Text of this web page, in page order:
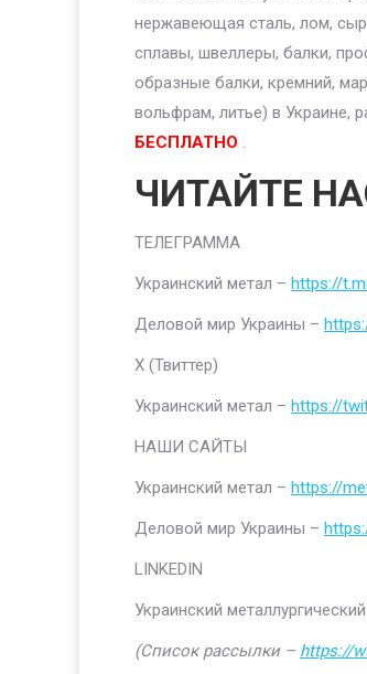
нержавеющая сталь, лом,
сплавы, швеллеры, балки,
образные балки, кремний,
вольфрам, литье) в Украине,
БЕСПЛАТНО .
ЧИТАЙТЕ
ТЕЛЕГРАММА
Украинский метал – https://
Деловой мир Украины –
Х (Твиттер)
Украинский метал – https://
НАШИ САЙТЫ
Украинский метал – https://
Деловой мир Украины –
LINKEDIN
Украинский
(Список рассылки – https://